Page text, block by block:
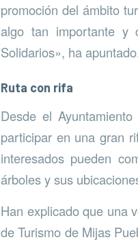
promoción del ámbito
algo tan importante y
Solidarios», ha
Ruta con rifa
Desde el
participar en una gran
interesados pueden
árboles y sus
Han explicado que una
de Turismo de Mijas